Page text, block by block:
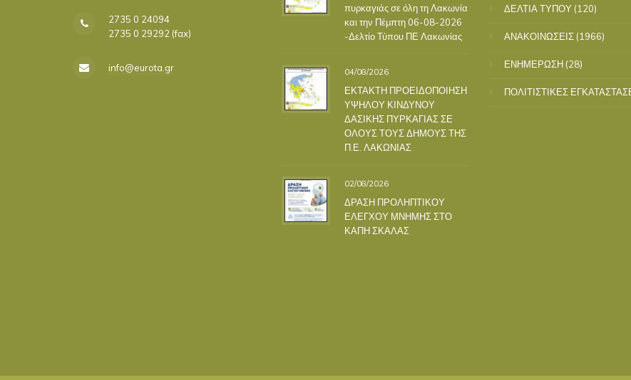
2735 0 24094
2735 0 29292 (fax)
info@eurota.gr
πυρκαγιάς σε όλη τη Λακωνία
και την Πέμπτη 06-08-2026
-Δελτίο Τύπου ΠΕ Λακωνίας
04/08/2026
ΕΚΤΑΚΤΗ ΠΡΟΕΙΔΟΠΟΙΗΣΗ
ΥΨΗΛΟΥ ΚΙΝΔΥΝΟΥ
ΔΑΣΙΚΗΣ ΠΥΡΚΑΓΙΑΣ ΣΕ
ΟΛΟΥΣ ΤΟΥΣ ΔΗΜΟΥΣ ΤΗΣ
Π.Ε. ΛΑΚΩΝΙΑΣ
02/08/2026
ΔΡΑΣΗ ΠΡΟΛΗΠΤΙΚΟΥ
ΕΛΕΓΧΟΥ ΜΝΗΜΗΣ ΣΤΟ
ΚΑΠΗ ΣΚΑΛΑΣ
ΔΕΛΤΙΑ ΤΥΠΟΥ (120)
ΑΝΑΚΟΙΝΩΣΕΙΣ (1966)
ΕΝΗΜΕΡΩΣΗ (28)
ΠΟΛΙΤΙΣΤΙΚΕΣ